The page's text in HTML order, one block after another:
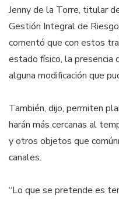
Jenny de la Torre, titular
Gestión Integral de
comentó que con estos
estado físico, la presencia
alguna modificación que
También, dijo, permiten
harán más cercanas al
y otros objetos que
canales.
“Lo que se pretende es